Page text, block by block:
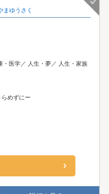
まゆうさく
医学／ 人生・夢／ 人生・家族
めずにー